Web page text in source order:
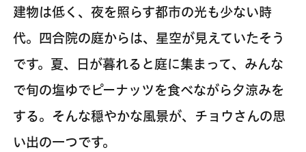
建物は低く、夜を照らす都市の光も少ない時
代。四合院の庭からは、星空が見えていたそう
です。夏、日が暮れると庭に集まって、みんな
で旬の塩ゆでピーナッツを食べながら夕涼みを
する。そんな穏やかな風景が、チョウさんの思
い出の一つです。